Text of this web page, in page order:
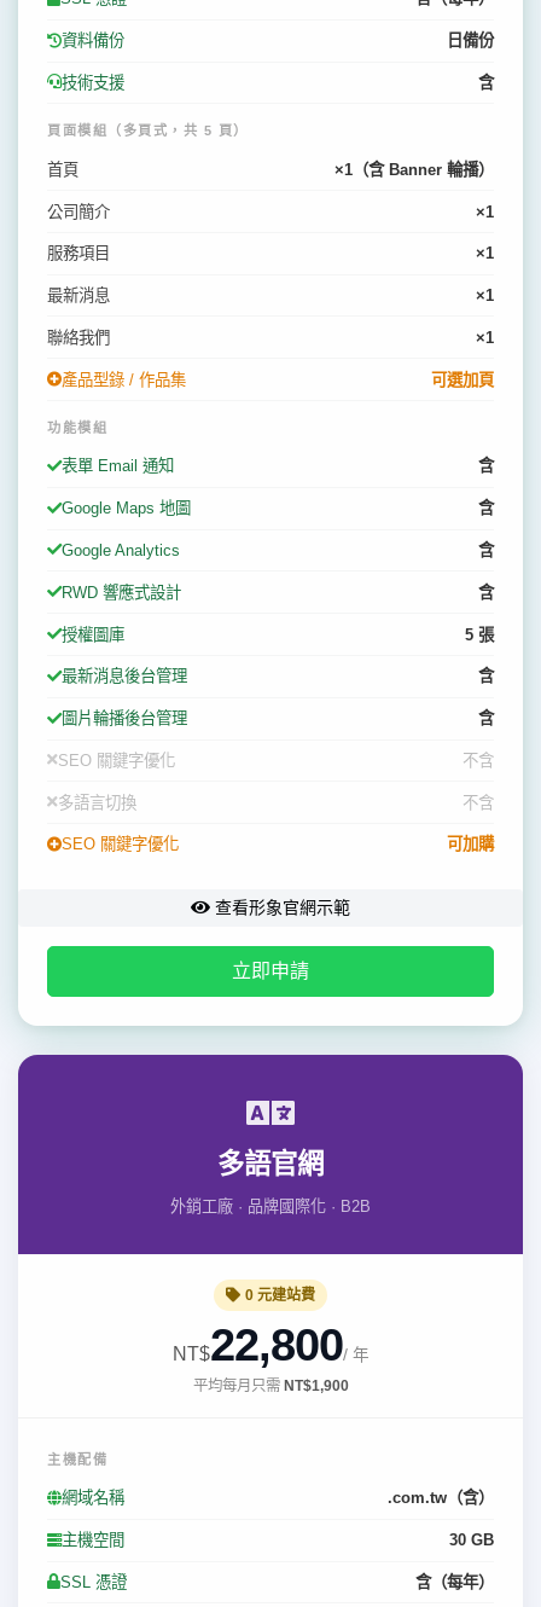
資料備份 日備份
技術支援 含
頁面模組（多頁式，共 5 頁）
首頁 ×1（含 Banner 輪播）
公司簡介 ×1
服務項目 ×1
最新消息 ×1
聯絡我們 ×1
產品型錄 / 作品集 可選加頁
功能模組
表單 Email 通知 含
Google Maps 地圖 含
Google Analytics 含
RWD 響應式設計 含
授權圖庫 5 張
最新消息後台管理 含
圖片輪播後台管理 含
SEO 關鍵字優化 不含
多語言切換 不含
SEO 關鍵字優化 可加購
查看形象官網示範
立即申請
多語官網
外銷工廠 · 品牌國際化 · B2B
0 元建站費
NT$22,800/ 年
平均每月只需 NT$1,900
主機配備
網域名稱 .com.tw（含）
主機空間 30 GB
SSL 憑證 含（每年）